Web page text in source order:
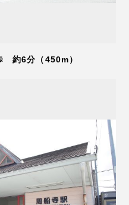
約6分（450m）